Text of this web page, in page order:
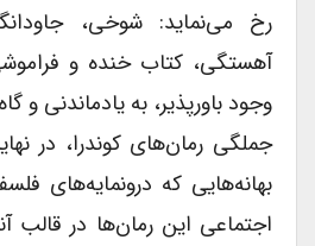
رخ می‌نماید: شوخی،
آهستگی، کتاب خنده و
وجود باورپذیر، به یادماندنی و
جملگی رمان‌های کوندرا، در
بهانه‌هایی که درونمایه‌های
اجتماعی این رمان‌ها در قالب